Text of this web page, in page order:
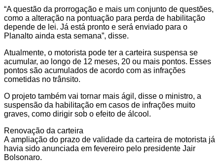
“A questão da prorrogação e mais um conjunto de questões,
como a alteração na pontuação para perda de habilitação
depende de lei. Já está pronto e será enviado para o
Planalto ainda esta semana”, disse.
Atualmente, o motorista pode ter a carteira suspensa se
acumular, ao longo de 12 meses, 20 ou mais pontos. Esses
pontos são acumulados de acordo com as infrações
cometidas no trânsito.
O projeto também vai tornar mais ágil, disse o ministro, a
suspensão da habilitação em casos de infrações muito
graves, como dirigir sob o efeito de álcool.
Renovação da carteira
A ampliação do prazo de validade da carteira de motorista já
havia sido anunciada em fevereiro pelo presidente Jair
Bolsonaro.